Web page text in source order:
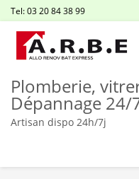
Tel: 03 20 84 38 99
Plomberie,
Dépannage 24/
Artisan dispo 24h/7j